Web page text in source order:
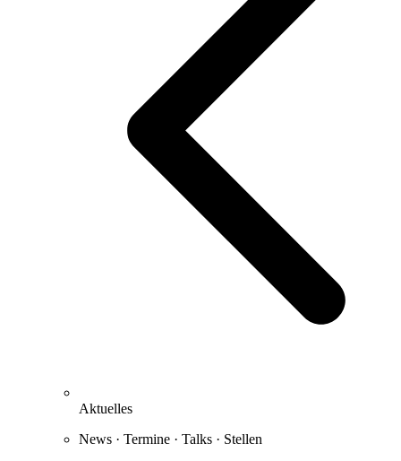
Aktuelles
News · Termine · Talks · Stellen